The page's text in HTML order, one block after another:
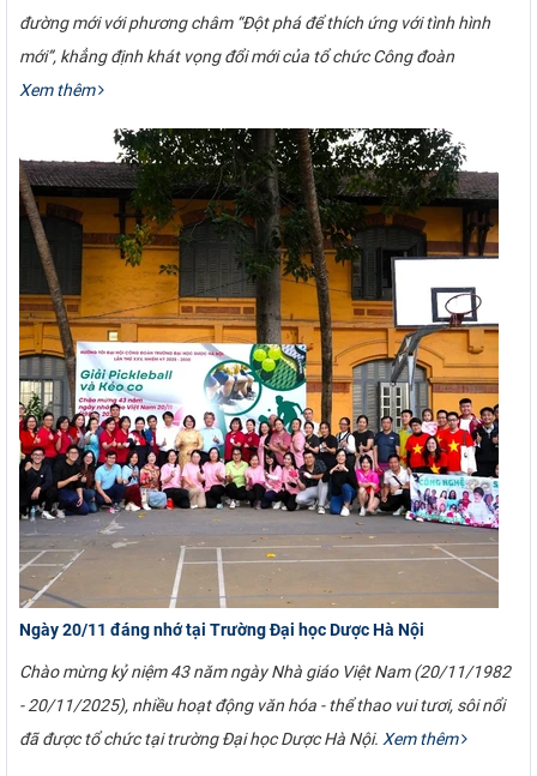
đường mới với phương châm “Đột phá để thích ứng với tình hình
mới”, khẳng định khát vọng đổi mới của tổ chức Công đoàn
Xem thêm
Ngày 20/11 đáng nhớ tại Trường Đại học Dược Hà Nội
Chào mừng kỷ niệm 43 năm ngày Nhà giáo Việt Nam (20/11/1982
- 20/11/2025), nhiều hoạt động văn hóa - thể thao vui tươi, sôi nổi
đã được tổ chức tại trường Đại học Dược Hà Nội.Xem thêm